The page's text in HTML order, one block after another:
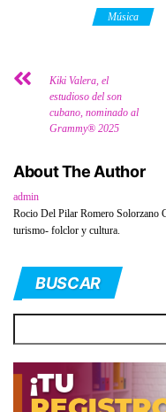
Música
Kiki Valera, el
estudioso del son
cubano, nominado al
Grammy® 2025
About The Author
admin
Rocio Del Pilar Romero Solorzano
turismo- folclor y cultura.
BUSCAR